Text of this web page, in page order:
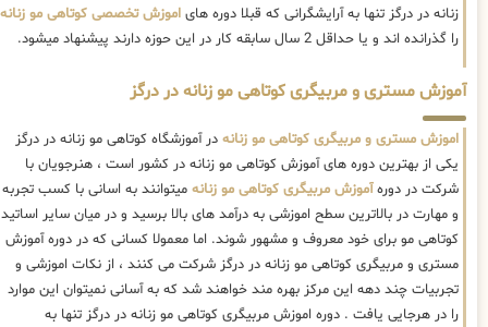
زنانه در درگز تنها به آرایشگرانی که قبلا دوره هایاموزش تخصصی کوتاهی مو زنانه
را گذرانده اند و یا حداقل 2 سال سابقه کار در این حوزه دارند پیشنهاد میشود.
آموزش مستری و مربیگری کوتاهی مو زنانه در درگز
اموزش مستری و مربیگری کوتاهی مو زنانهدر آموزشگاه کوتاهی مو زنانه در درگز
یکی از بهترین دوره های آموزش کوتاهی مو زنانه در کشور است ، هنرجویان با
شرکت در دورهآموزش مربیگری کوتاهی مو زنانهمیتوانند به اسانی با کسب تجربه
و مهارت در بالاترین سطح اموزشی به درآمد های بالا برسید و در میان سایر اساتید
کوتاهی مو برای خود معروف و مشهور شوند. اما معمولا کسانی که در دوره آموزش
مستری و مربیگری کوتاهی مو زنانه در درگز شرکت می کنند ، از نکات اموزشی و
تجربیات چند دهه این مرکز بهره مند خواهند شد که به آسانی نمیتوان این موارد
را در هرجایی یافت . دوره اموزش مربیگری کوتاهی مو زنانه در درگز تنها به